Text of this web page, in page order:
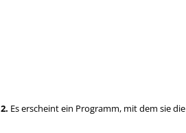
2. Es erscheint ein Programm, mit dem sie die